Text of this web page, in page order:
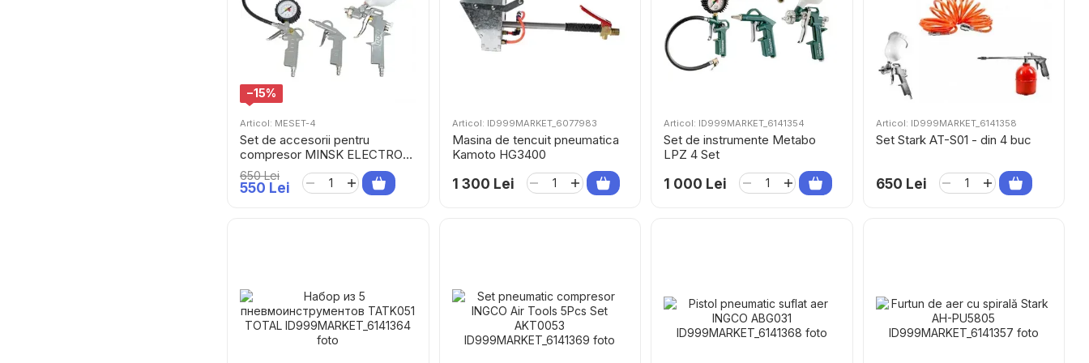
−15%
Articol: MESET-4
Set de accesorii pentru
compresor MINSK ELECTRO
MESET-4
650 Lei
550 Lei
Articol: ID999MARKET_6077983
Masina de tencuit pneumatica
Kamoto HG3400
1 300 Lei
Articol: ID999MARKET_6141354
Set de instrumente Metabo
LPZ 4 Set
1 000 Lei
Articol: ID999MARKET_6141358
Set Stark AT-S01 - din 4 buc
650 Lei